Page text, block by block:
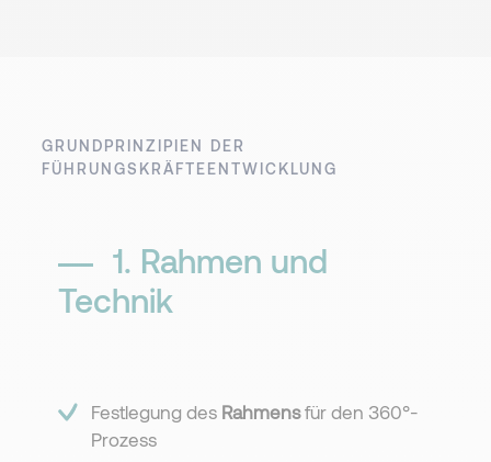
GRUNDPRINZIPIEN DER
FÜHRUNGSKRÄFTEENTWICKLUNG
1. Rahmen und
Technik​
Festlegung des Rahmensfür den 360°-
Prozess